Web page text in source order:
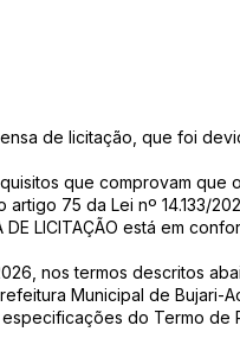
de licitação, que foi
que comprovam que
75 da Lei nº 14.133/
DE LICITAÇÃO está em
nos termos descritos
Municipal de Bujari-
do Termo